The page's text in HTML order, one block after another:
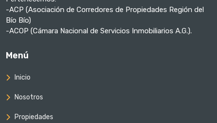
-ACP (Asociación de Corredores de Propiedades Región del
Bío Bío)
-ACOP (Cámara Nacional de Servicios Inmobiliarios A.G.).
Menú
Inicio
Nosotros
Propiedades